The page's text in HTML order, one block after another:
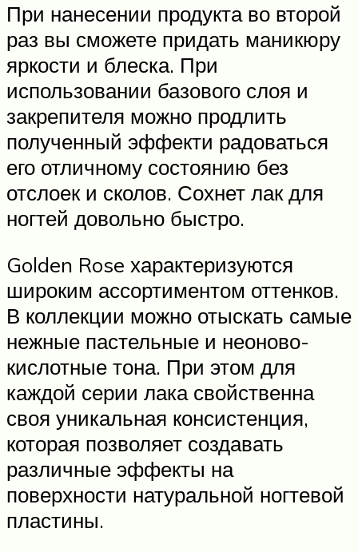
При нанесении продукта во второй
раз вы сможете придать маникюру
яркости и блеска. При
использовании базового слоя и
закрепителя можно продлить
полученный эффекти радоваться
его отличному состоянию без
отслоек и сколов. Сохнет лак для
ногтей довольно быстро.
Golden Rose характеризуются
широким ассортиментом оттенков.
В коллекции можно отыскать самые
нежные пастельные и неоново-
кислотные тона. При этом для
каждой серии лака свойственна
своя уникальная консистенция,
которая позволяет создавать
различные эффекты на
поверхности натуральной ногтевой
пластины.